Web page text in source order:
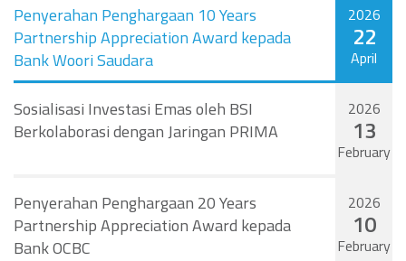
Penyerahan Penghargaan 10 Years
Partnership Appreciation Award kepada
Bank Woori Saudara
2026
22
April
Sosialisasi Investasi Emas oleh BSI
Berkolaborasi dengan Jaringan PRIMA
2026
13
February
Penyerahan Penghargaan 20 Years
Partnership Appreciation Award kepada
Bank OCBC
2026
10
February